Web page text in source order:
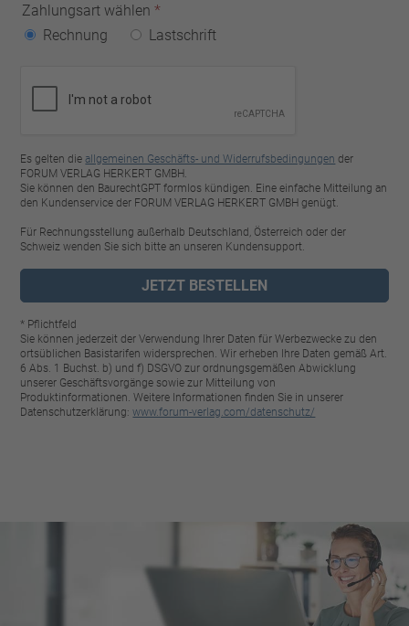
Zahlungsart wählen*
Rechnung
Lastschrift
Es gelten dieallgemeinen Geschäfts- und Widerrufsbedingungen der
FORUM VERLAG HERKERT GMBH.
Sie können den BaurechtGPT formlos kündigen. Eine einfache Mitteilung an
den Kundenservice der FORUM VERLAG HERKERT GMBH genügt.
Für Rechnungsstellung außerhalb Deutschland, Österreich oder der
Schweiz wenden Sie sich bitte an unseren Kundensupport.
JETZT BESTELLEN
* Pflichtfeld
Sie können jederzeit der Verwendung Ihrer Daten für Werbezwecke zu den
ortsüblichen Basistarifen widersprechen. Wir erheben Ihre Daten gemäß Art.
6 Abs. 1 Buchst. b) und f) DSGVO zur ordnungsgemäßen Abwicklung
unserer Geschäftsvorgänge sowie zur Mitteilung von
Produktinformationen. Weitere Informationen finden Sie in unserer
Datenschutzerklärung:www.forum-verlag.com/datenschutz/